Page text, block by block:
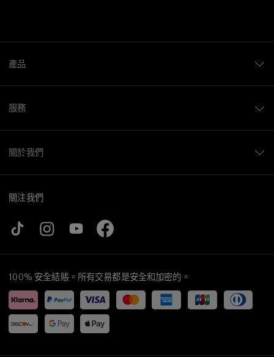
產品
服務
關於我們
關注我們
100% 安全結賬。所有交易都是安全和加密的。